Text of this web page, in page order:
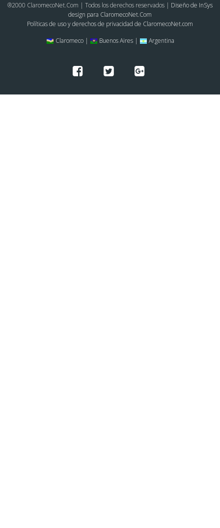
®2000 ClaromecoNet.Com | Todos los derechos reservados | Diseño de InSys
design para ClaromecoNet.Com
Políticas de uso y derechos de privacidad de ClaromecoNet.com
Claromeco |
Buenos Aires | Argentina